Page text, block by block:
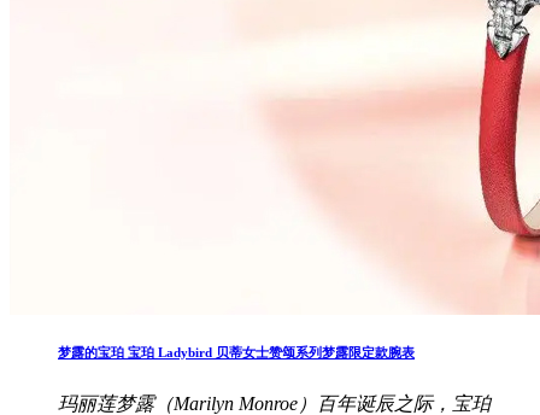
梦露的宝珀 宝珀 Ladybird 贝蒂女士赞颂系列梦露限定款腕表
玛丽莲梦露（Marilyn Monroe）百年诞辰之际，宝珀